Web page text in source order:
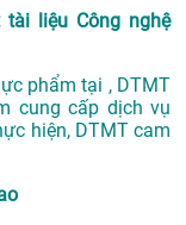
liệu Công nghệ
phẩm tại , DTMT
cung cấp dịch vụ
hiện, DTMT cam